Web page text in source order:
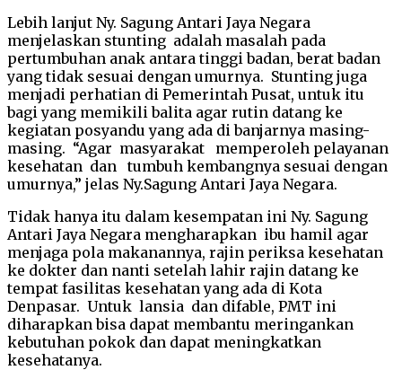
Lebih lanjut Ny. Sagung Antari Jaya Negara
menjelaskan stunting adalah masalah pada
pertumbuhan anak antara tinggi badan, berat badan
yang tidak sesuai dengan umurnya. Stunting juga
menjadi perhatian di Pemerintah Pusat, untuk itu
bagi yang memikili balita agar rutin datang ke
kegiatan posyandu yang ada di banjarnya masing-
masing. “Agar masyarakat memperoleh pelayanan
kesehatan dan tumbuh kembangnya sesuai dengan
umurnya,” jelas Ny.Sagung Antari Jaya Negara.
Tidak hanya itu dalam kesempatan ini Ny. Sagung
Antari Jaya Negara mengharapkan ibu hamil agar
menjaga pola makanannya, rajin periksa kesehatan
ke dokter dan nanti setelah lahir rajin datang ke
tempat fasilitas kesehatan yang ada di Kota
Denpasar. Untuk lansia dan difable, PMT ini
diharapkan bisa dapat membantu meringankan
kebutuhan pokok dan dapat meningkatkan
kesehatanya.